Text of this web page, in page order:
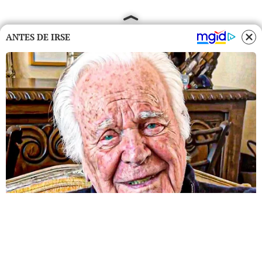
ANTES DE IRSE